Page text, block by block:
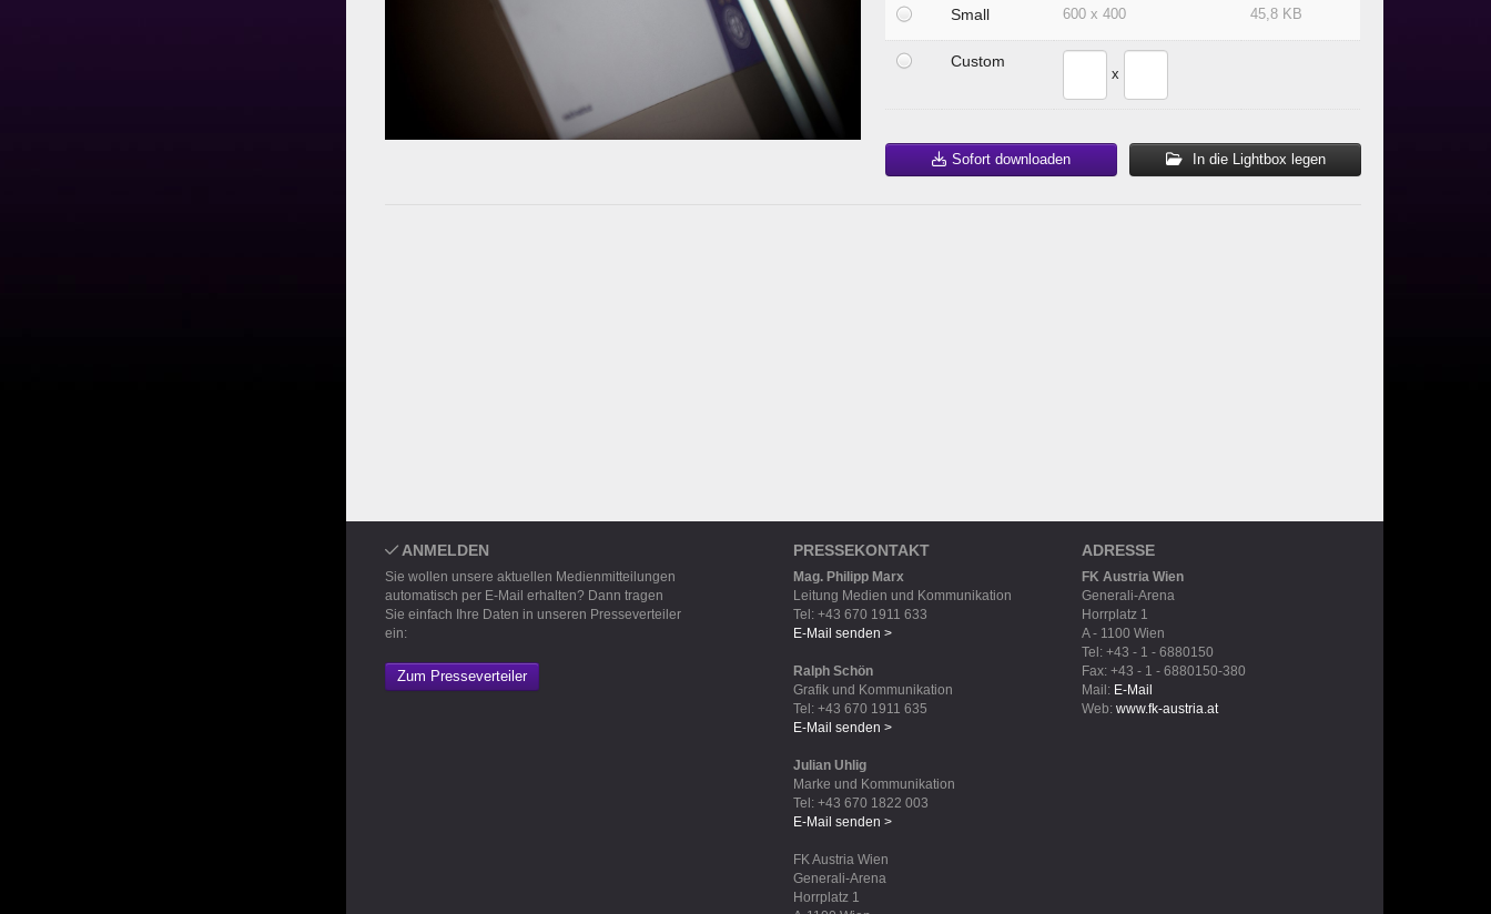
Small 600 x 400 45,8 KB
Custom
x
Sofort downloaden In die Lightbox legen
ANMELDEN
Sie wollen unsere aktuellen Medienmitteilungen
automatisch per E-Mail erhalten? Dann tragen
Sie einfach Ihre Daten in unseren Presseverteiler
ein:
Zum Presseverteiler
PRESSEKONTAKT
Mag. Philipp Marx
Leitung Medien und Kommunikation
Tel: +43 670 1911 633
E-Mail senden >
Ralph Schön
Grafik und Kommunikation
Tel: +43 670 1911 635
E-Mail senden >
Julian Uhlig
Marke und Kommunikation
Tel: +43 670 1822 003
E-Mail senden >
FK Austria Wien
Generali-Arena
Horrplatz 1
ADRESSE
FK Austria Wien
Generali-Arena
Horrplatz 1
A - 1100 Wien
Tel: +43 - 1 - 6880150
Fax: +43 - 1 - 6880150-380
Mail: E-Mail
Web: www.fk-austria.at